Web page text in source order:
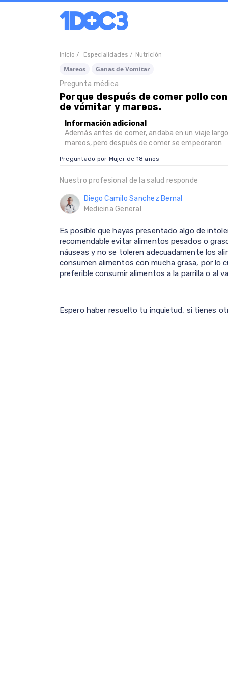
Inicio / Especialidades / Nutrición
Mareos
Ganas de Vomitar
Pregunta médica
Porque después de comer pollo
de vómitar y mareos.
Información adicional
Además antes de comer, andaba en un viaje
mareos, pero después de comer se empeoraron
Preguntado por Mujer de 18 años
Nuestro profesional de la salud responde
Diego Camilo Sanchez Bernal
Medicina General
Es posible que hayas presentado algo de
recomendable evitar alimentos pesados o
náuseas y no se toleren adecuadamente los
consumen alimentos con mucha grasa, por lo
preferible consumir alimentos a la parrilla o al
Espero haber resuelto tu inquietud, si tienes